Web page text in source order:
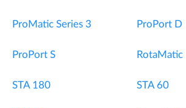
ProMatic Series 3 ProPort D
ProPort S RotaMatic
STA 180 STA 60